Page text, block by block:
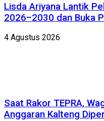
Lisda Ariyana Lantik
2026–2030 dan Buka
4 Agustus 2026
Saat Rakor TEPRA,
Anggaran Kalteng